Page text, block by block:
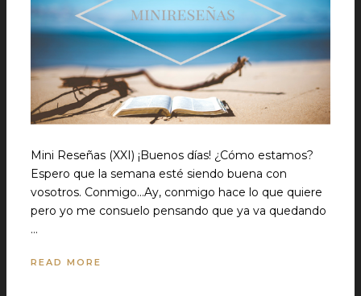
Mini Reseñas (XXI) ¡Buenos días! ¿Cómo estamos?
Espero que la semana esté siendo buena con
vosotros. Conmigo...Ay, conmigo hace lo que quiere
pero yo me consuelo pensando que ya va quedando
…
READ MORE